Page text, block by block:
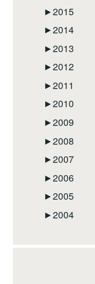
►2015
►2014
►2013
►2012
►2011
►2010
►2009
►2008
►2007
►2006
►2005
►2004